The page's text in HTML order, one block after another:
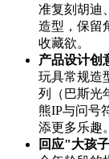
准复刻胡迪
造型，保留
收藏欲。
产品设计创
玩具常规造
列（巴斯光
熊IP与问号
添更多乐趣。
回应"大孩